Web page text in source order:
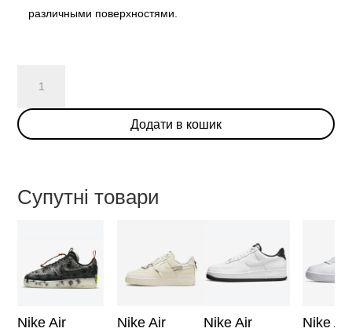
различными поверхностями.
Force
1
(W)
Додати в кошик
Супутні товари
Nike Air
Nike Air
Nike Air
Nike Air